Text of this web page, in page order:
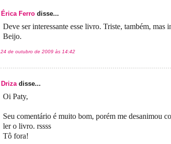
Érica Ferro disse...
Deve ser interessante esse livro. Triste, também, mas
Beijo.
24 de outubro de 2009 às 14:42
Drizadisse...
Oi Paty,
Seu comentário é muito bom, porém me desanimou
ler o livro. rssss
Tô fora!